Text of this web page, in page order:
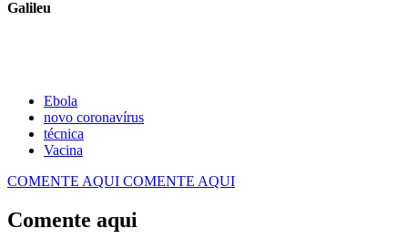
Galileu
Ebola
novo coronavírus
técnica
Vacina
COMENTE AQUI COMENTE AQUI
Comente aqui